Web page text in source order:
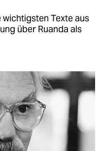
Texte aus
über Ruanda als